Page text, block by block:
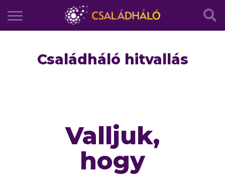
Családháló hitvallás
Valljuk,
hogy